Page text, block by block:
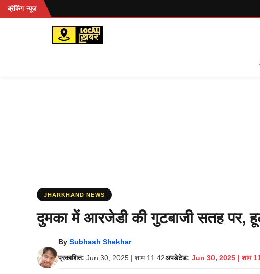
Skip
to
ब्रेकिंग न्यूज़
JHARKHAND NEWS
दुमका में आरजेडी की गुटबाजी सतह पर,
By Subhash Shekhar
प्रकाशित: Jun 30, 2025 | शाम 11:42अपडेटेड: Jun 30, 2025 | शाम